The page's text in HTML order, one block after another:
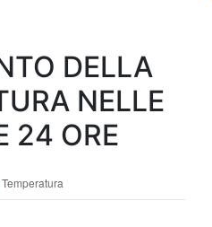
DELLA
NELLE
24 ORE